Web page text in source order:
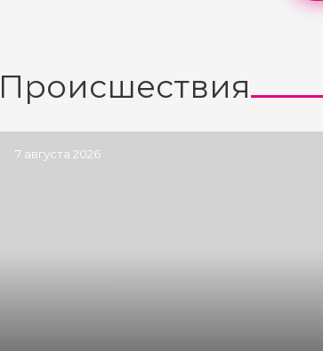
Происшествия
7 августа 2026